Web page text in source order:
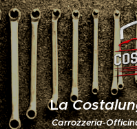
La
Carrozzeria-